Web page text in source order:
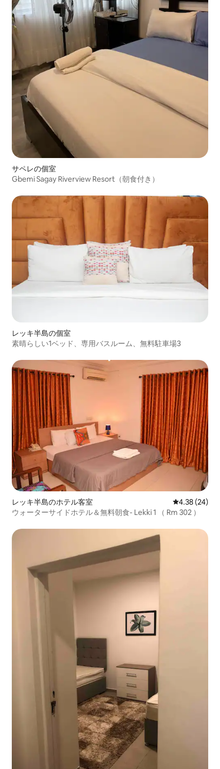
サペレの個室
Gbemi Sagay Riverview Resort（朝食付き）
レッキ半島の個室
素晴らしい1ベッド、専用バスルーム、無料駐車場3
レッキ半島のホテル客室 レビュー24
4.38 (24)
ウォーターサイドホテル＆無料朝食- Lekki 1 （ Rm 302 ）